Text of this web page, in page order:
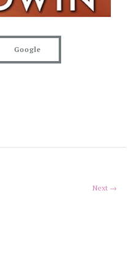
Google
Next →